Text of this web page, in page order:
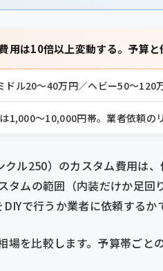
用は10倍以上変動する。予算
ドル20〜40万円／ヘビー50〜120
1,000〜10,000円帯。業者依頼の
ル250）のカスタム費用は
タムの範囲（内装だけか足
で行うか業者に依頼するか
を比較します。予算帯ごと